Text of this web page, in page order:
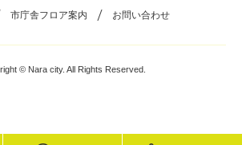
市庁舎フロア案内 お問い合わせ
© Nara city. All Rights Reserved.